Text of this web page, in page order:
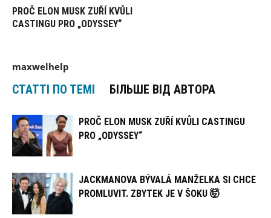
PROČ ELON MUSK ZUŘÍ KVŮLI
CASTINGU PRO „ODYSSEY“
maxwelhelp
СТАТТІ ПО ТЕМІ БІЛЬШЕ ВІД АВТОРА
PROČ ELON MUSK ZUŘÍ KVŮLI CASTINGU
PRO „ODYSSEY“
JACKMANOVA BÝVALÁ MANŽELKA SI CHCE
PROMLUVIT. ZBYTEK JE V ŠOKU 🤯